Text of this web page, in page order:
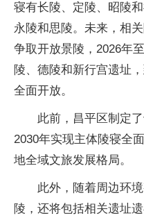
寝有长陵、定陵、昭陵
永陵和思陵。未来，相
争取开放景陵，2026年
陵、德陵和新行宫遗址
全面开放。
此前，昌平区制定
2030年实现主体陵寝全
地全域文旅发展格局。
此外，随着周边环
陵，还将包括相关遗址